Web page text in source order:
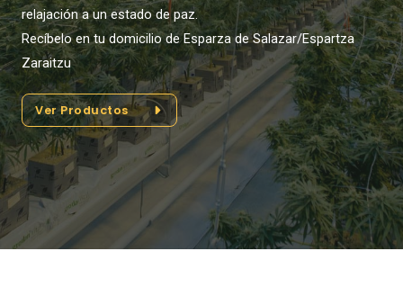
relajación a un estado de paz.
Recíbelo en tu domicilio de Esparza de Salazar/Espartza
Zaraitzu
Ver Productos